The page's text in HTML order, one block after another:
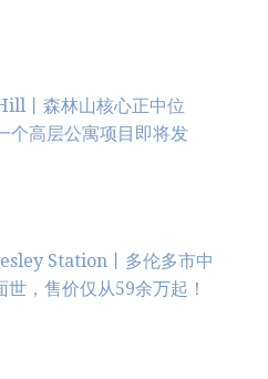
丨森林山核心正中位
个高层公寓项目即将发
Station丨多伦多市中
，售价仅从59余万起！